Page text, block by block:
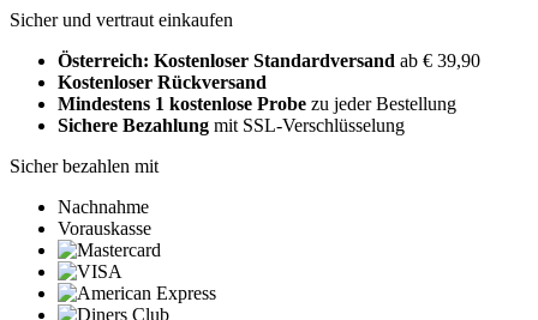
Sicher und vertraut einkaufen
Österreich: Kostenloser Standardversand ab € 39,90
Kostenloser Rückversand
Mindestens 1 kostenlose Probe zu jeder Bestellung
Sichere Bezahlung mit SSL-Verschlüsselung
Sicher bezahlen mit
Nachnahme
Vorauskasse